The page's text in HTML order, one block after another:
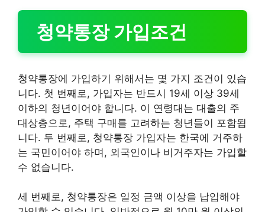
청약통장 가입조건
청약통장에 가입하기 위해서는 몇 가지 조건이 있습
니다. 첫 번째로, 가입자는 반드시 19세 이상 39세
이하의 청년이어야 합니다. 이 연령대는 대출의 주
대상층으로, 주택 구매를 고려하는 청년들이 포함됩
니다. 두 번째로, 청약통장 가입자는 한국에 거주하
는 국민이어야 하며, 외국인이나 비거주자는 가입할
수 없습니다.
세 번째로, 청약통장은 일정 금액 이상을 납입해야